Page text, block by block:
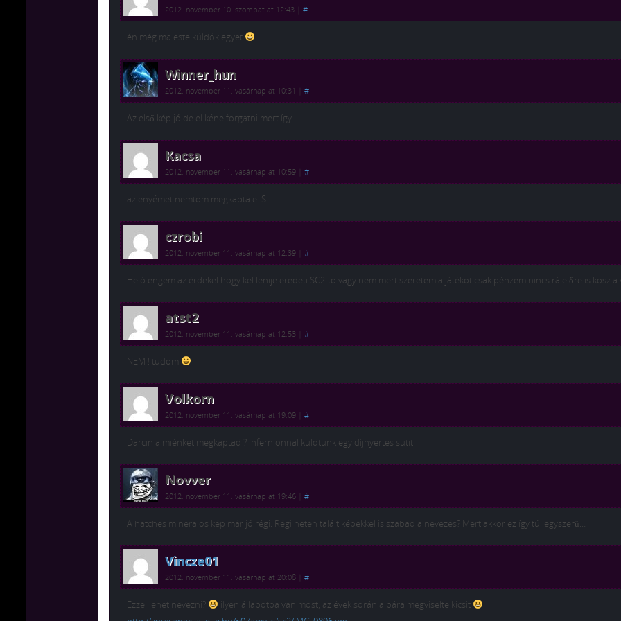
2012. november 10. szombat at 12:43 #
én még ma este küldök egyet
Winner_hun
2012. november 11. vasárnap at 10:31 #
Az első kép jó de el kéne forgatni mert így…
Kacsa
2012. november 11. vasárnap at 10:59 #
az enyémet nemtom megkapta e :S
czrobi
2012. november 11. vasárnap at 12:39 #
Heló engem az érdekel hogy kel lenije eredeti SC2-tö vagy nem mert szeretem a játékot csak pénzem nincs rá előre is kösz a
atst2
2012. november 11. vasárnap at 12:53 #
NEM ! tudom
Volkorn
2012. november 11. vasárnap at 19:09 #
Darcin a miénket megkaptad ? Infernionnal küldtünk egy díjnyertes sütit
Novver
2012. november 11. vasárnap at 19:46 #
A hatches mineralos kép már jó régi. Régi neten talált képekkel is szabad a nevezés? Mert akkor ez így túl egyszerű…
Vincze01
2012. november 11. vasárnap at 20:08 #
Ezzel lehet nevezni?
ilyen állapotba van most, az évek során a pára megviselte kicsit